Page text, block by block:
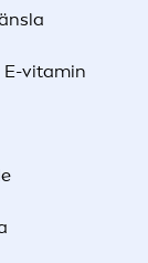
E-vitamin